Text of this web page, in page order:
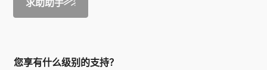
求助助手
您享有什么级别的支持？